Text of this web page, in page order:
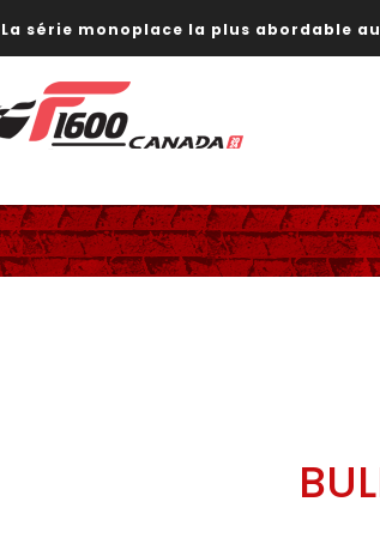
La série monoplace la plus abordable